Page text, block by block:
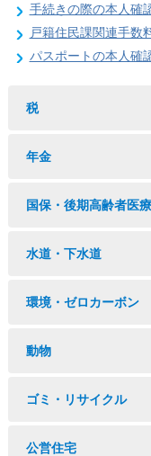
手続きの際の本人確
戸籍住民課関連手数
パスポートの本人確
税
年金
国保・後期高齢者医療
水道・下水道
環境・ゼロカーボン
動物
ゴミ・リサイクル
公営住宅